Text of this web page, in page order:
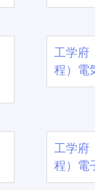
工学
程）電
工学
程）電